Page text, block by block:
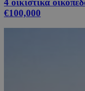
4 οικιστικά
€100,000